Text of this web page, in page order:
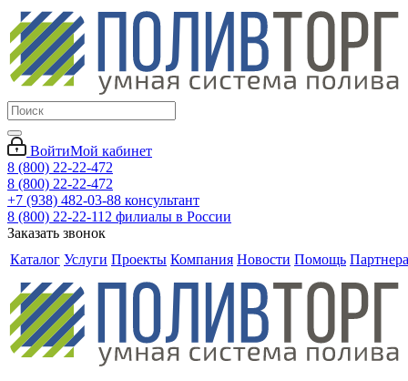
ВойтиМой кабинет
8 (800) 22-22-472
8 (800) 22-22-472
+7 (938) 482-03-88 консультант
8 (800) 22-22-112 филиалы в России
Заказать звонок
Каталог Услуги Проекты Компания Новости Помощь